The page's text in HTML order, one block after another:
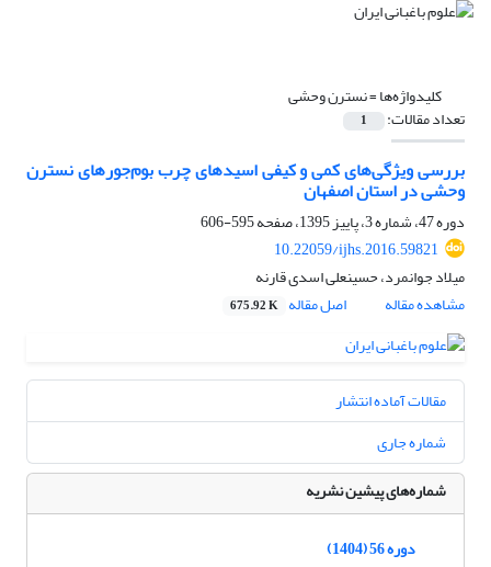
کلیدواژه‌ها =نسترن وحشی
تعداد مقالات: 1
بررسی ویژگی‌های کمی و کیفی اسیدهای چرب بوم‌جور‌های نسترن
وحشی در استان اصفهان
دوره 47، شماره 3، پاییز 1395، صفحه
595-606
10.22059/ijhs.2016.59821
میلاد جوانمرد، حسینعلی اسدی قارنه
مشاهده مقاله
اصل مقاله 675.92 K
مقالات آماده انتشار
شماره جاری
شماره‌های پیشین نشریه
دوره 56 (1404)